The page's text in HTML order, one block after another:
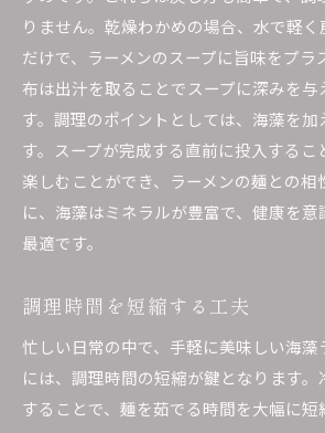
りません。乾燥わかめの場合、水で軽
だけで、ラーメンのスープに旨味をプラ
布は出汁を取ることでスープに深みを与
す。調理のポイントとしては、海藻を加
す。スープが完成する直前に投入するこ
楽しむことができ、ラーメンの麺との相
に、海藻はミネラルが豊富で、健康を
最適です。
調理時間を短縮する工夫
忙しい日常の中で、手軽に美味しい海藻
には、調理時間の短縮が鍵となります。
することで、麺を茹でる時間を大幅に短